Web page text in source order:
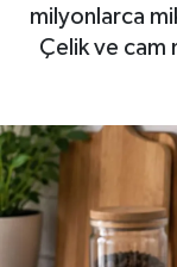
milyonlarca
Çelik ve
Haberde
Manşet Altı